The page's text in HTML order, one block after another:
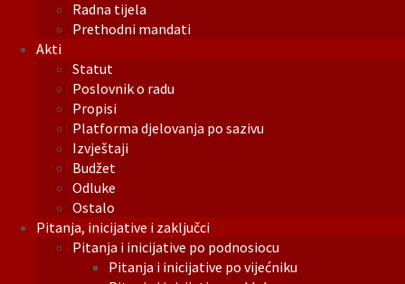
Radna tijela
Prethodni mandati
Akti
Statut
Poslovnik o radu
Propisi
Platforma djelovanja po sazivu
Izvještaji
Budžet
Odluke
Ostalo
Pitanja, inicijative i zaključci
Pitanja i inicijative po podnosiocu
Pitanja i inicijative po vijećniku